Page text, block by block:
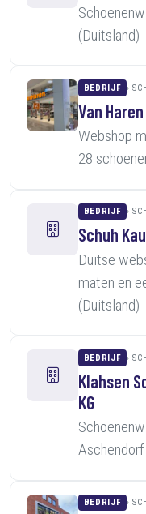
(Duitsland)
BEDRIJF
Van Haren
Webshop
28
BEDRIJF
Schuh
Duitse
maten en
(Duitsland)
BEDRIJF
Klahsen
KG
BEDRIJF